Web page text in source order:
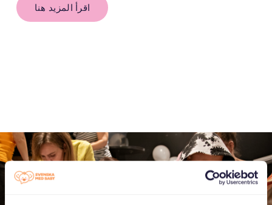
اقرأ المزيد هنا